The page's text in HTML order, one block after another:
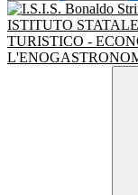
ISTITUTO
TURISTICO -